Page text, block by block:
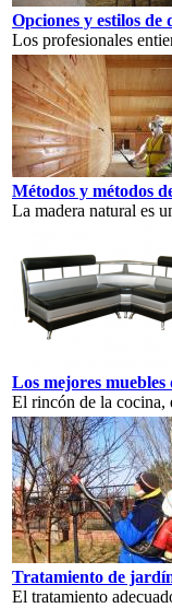
Opciones y estilos de
Los profesionales
Métodos y métodos
La madera natural es
Los mejores
El rincón de la cocina,
Tratamiento de
El tratamiento